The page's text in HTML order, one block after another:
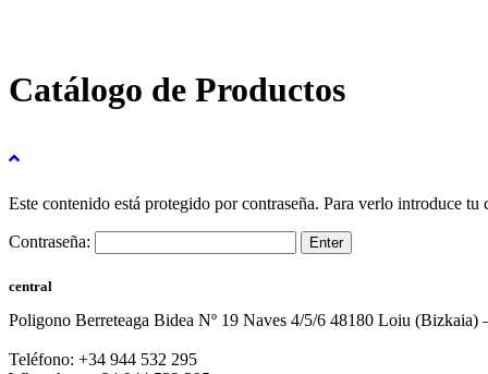
Catálogo de Productos
Este contenido está protegido por contraseña. Para verlo introduce tu
Contraseña:
central
Poligono Berreteaga Bidea Nº 19 Naves 4/5/6 48180 Loiu (Bizkaia)
Teléfono: +34 944 532 295